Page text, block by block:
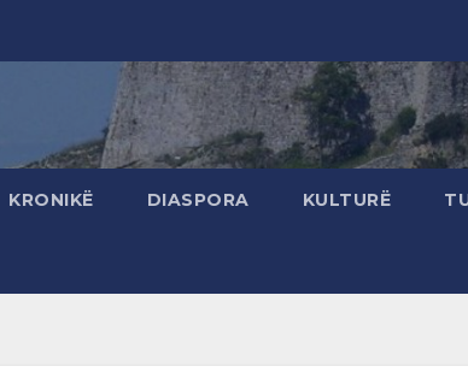
KRONIKË DIASPORA KULTURË